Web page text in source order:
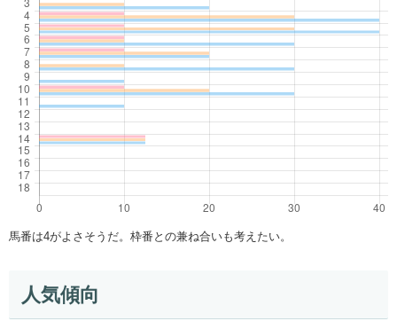
馬番は4がよさそうだ。枠番との兼ね合いも考えたい。
人気傾向